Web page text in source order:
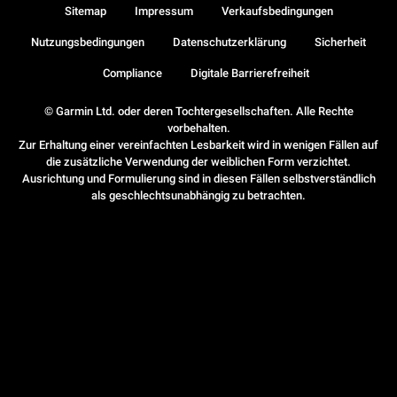
© Garmin Ltd. oder deren Tochtergesellschaften. Alle Rechte
vorbehalten.
Zur Erhaltung einer vereinfachten Lesbarkeit wird in wenigen Fällen auf
die zusätzliche Verwendung der weiblichen Form verzichtet.
Ausrichtung und Formulierung sind in diesen Fällen selbstverständlich
als geschlechtsunabhängig zu betrachten.
Sitemap Impressum Verkaufsbedingungen
Nutzungsbedingungen Datenschutzerklärung Sicherheit
Compliance Digitale Barrierefreiheit